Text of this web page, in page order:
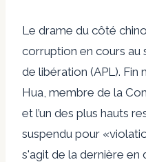
Le drame du côté
corruption en cours au
de libération (APL). Fin
Hua, membre de la
et l’un des plus hauts
suspendu pour «
s'agit de la dernière en